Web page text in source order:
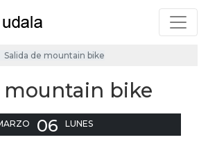
Salida de mountain bike
mountain bike
06 LUNES